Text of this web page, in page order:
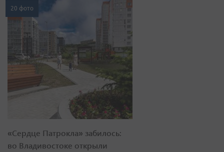
20 фото
«Сердце Патрокла» забилось:
во Владивостоке открыли